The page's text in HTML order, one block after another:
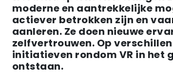
moderne en aantrekkelijke
actiever betrokken zijn en
aanleren. Ze doen nieuwe
zelfvertrouwen. Op
initiatieven rondom VR in het
ontstaan.